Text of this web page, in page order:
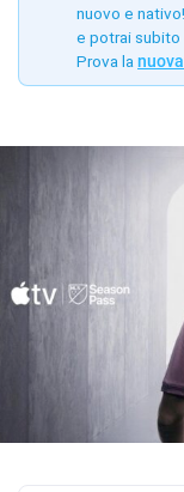
nuovo e
e potrai subito
Prova la